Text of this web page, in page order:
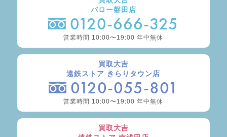
バロー磐田店
0120-666-325
営業時間 10:00〜19:00 年中無休
買取大吉
遠鉄ストア きらりタウン店
0120-055-801
営業時間 10:00〜19:00 年中無休
買取大吉